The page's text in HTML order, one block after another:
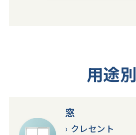
用途別
窓
クレセント